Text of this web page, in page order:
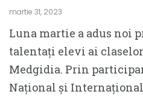
martie 31, 2023
Luna martie a adus noi
talentați elevi ai
Medgidia. Prin
Național și